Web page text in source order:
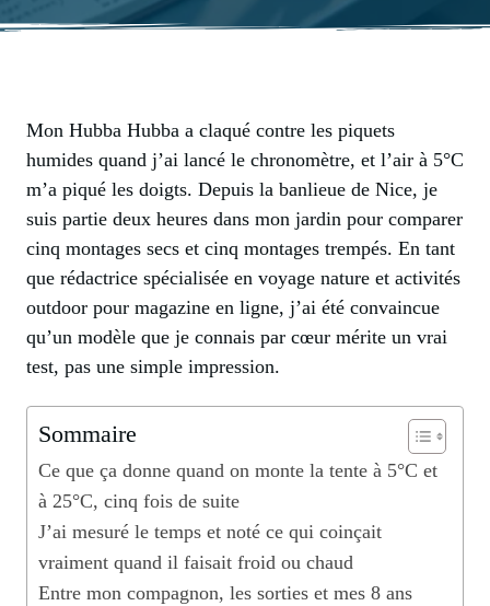
Mon Hubba Hubba a claqué contre les piquets
humides quand j’ai lancé le chronomètre, et l’air à 5°C
m’a piqué les doigts. Depuis la banlieue de Nice, je
suis partie deux heures dans mon jardin pour comparer
cinq montages secs et cinq montages trempés. En tant
que rédactrice spécialisée en voyage nature et activités
outdoor pour magazine en ligne, j’ai été convaincue
qu’un modèle que je connais par cœur mérite un vrai
test, pas une simple impression.
Sommaire
Ce que ça donne quand on monte la tente à 5°C et
à 25°C, cinq fois de suite
J’ai mesuré le temps et noté ce qui coinçait
vraiment quand il faisait froid ou chaud
Entre mon compagnon, les sorties et mes 8 ans